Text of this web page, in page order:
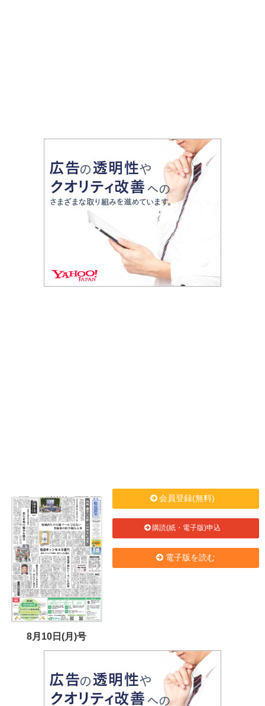
8月10日(月)号
会員登録(無料)
購読(紙・電子版)申込
電子版を読む